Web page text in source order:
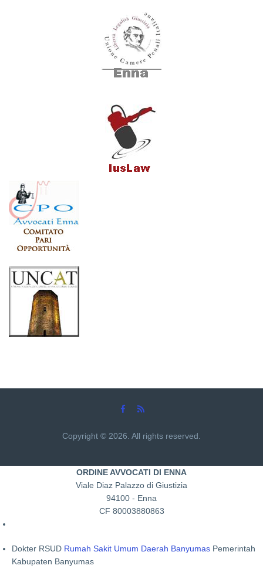
Copyright © 2026. All rights reserved.
ORDINE AVVOCATI DI ENNA
Viale Diaz Palazzo di Giustizia
94100 - Enna
CF 80003880863
Dokter RSUD Rumah Sakit Umum Daerah Banyumas Pemerintah
Kabupaten Banyumas